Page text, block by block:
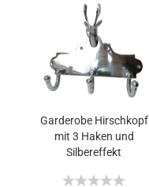
Garderobe Hirschkopf
mit 3 Haken und
Silbereffekt